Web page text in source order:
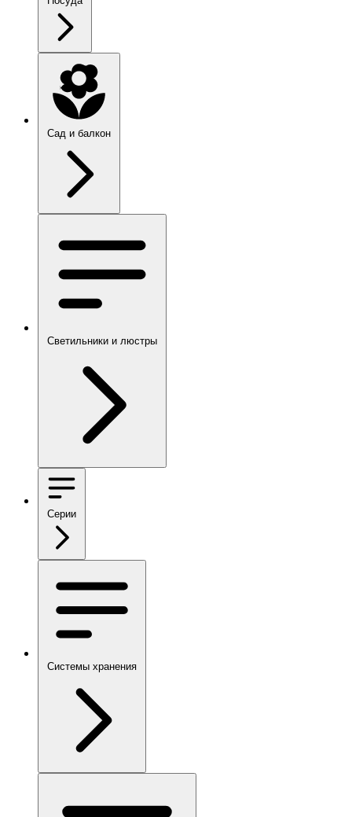
Сад и балкон
Светильники и люстры
Серии
Системы хранения